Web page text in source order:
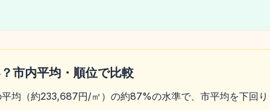
市内平均・順位で比較
均（約233,687円/㎡）の約87%の水準で、市平均を下回り